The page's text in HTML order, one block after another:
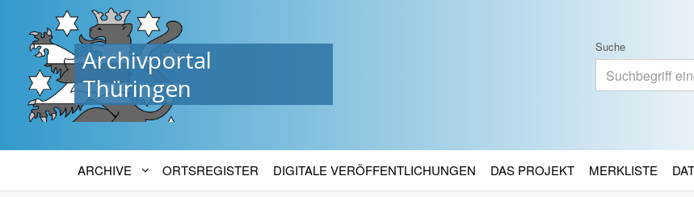
Archivportal
Thüringen
Suche
ARCHIVE ORTSREGISTER DIGITALE VERÖFFENTLICHUNGEN DAS PROJEKT MERKLISTE